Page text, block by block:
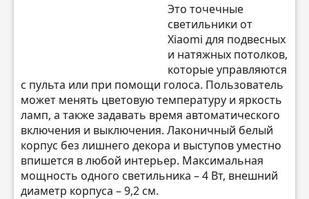
Это точечные
светильники от
Xiaomi для подвесных
и натяжных потолков,
которые управляются
с пульта или при помощи голоса. Пользователь
может менять цветовую температуру и яркость
ламп, а также задавать время автоматического
включения и выключения. Лаконичный белый
корпус без лишнего декора и выступов уместно
впишется в любой интерьер. Максимальная
мощность одного светильника – 4 Вт, внешний
диаметр корпуса – 9,2 см.